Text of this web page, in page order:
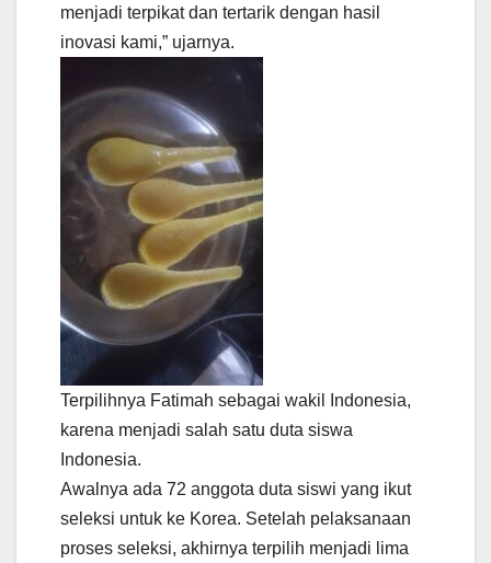
menjadi terpikat dan tertarik dengan hasil
inovasi kami,” ujarnya.
Terpilihnya Fatimah sebagai wakil Indonesia,
karena menjadi salah satu duta siswa
Indonesia.
Awalnya ada 72 anggota duta siswi yang ikut
seleksi untuk ke Korea. Setelah pelaksanaan
proses seleksi, akhirnya terpilih menjadi lima